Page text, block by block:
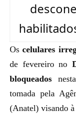
Oscelulares
de fevereiro no
bloqueados
tomada pela
(Anatel) visando à